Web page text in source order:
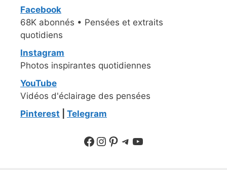
Facebook
68K abonnés • Pensées et extraits
quotidiens
Instagram
Photos inspirantes quotidiennes
YouTube
Vidéos d'éclairage des pensées
Pinterest
Telegram
Suivre sur Facebook
Suivre sur Instagram
Pinterest
Sur Telegram
YouTube